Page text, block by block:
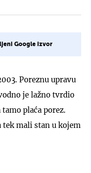
Google izvor
Poreznu upravu
je lažno tvrdio
plaća porez.
mali stan u kojem